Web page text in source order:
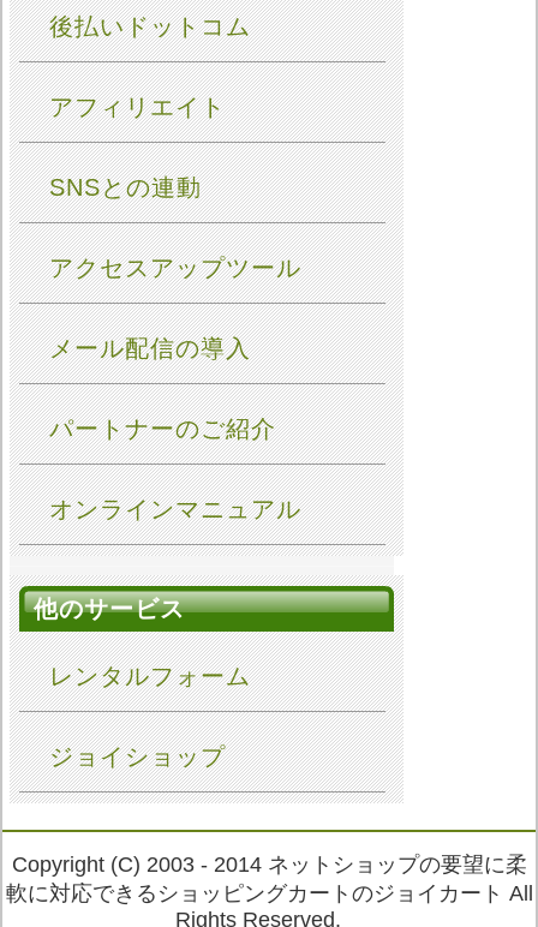
後払いドットコム
アフィリエイト
SNSとの連動
アクセスアップツール
メール配信の導入
パートナーのご紹介
オンラインマニュアル
他のサービス
レンタルフォーム
ジョイショップ
Copyright (C) 2003 - 2014 ネットショップの要望に柔
軟に対応できるショッピングカートのジョイカート All
Rights Reserved.